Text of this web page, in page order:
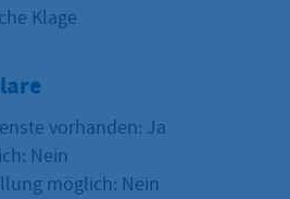
Klage
vorhanden: Ja
Nein
möglich: Nein